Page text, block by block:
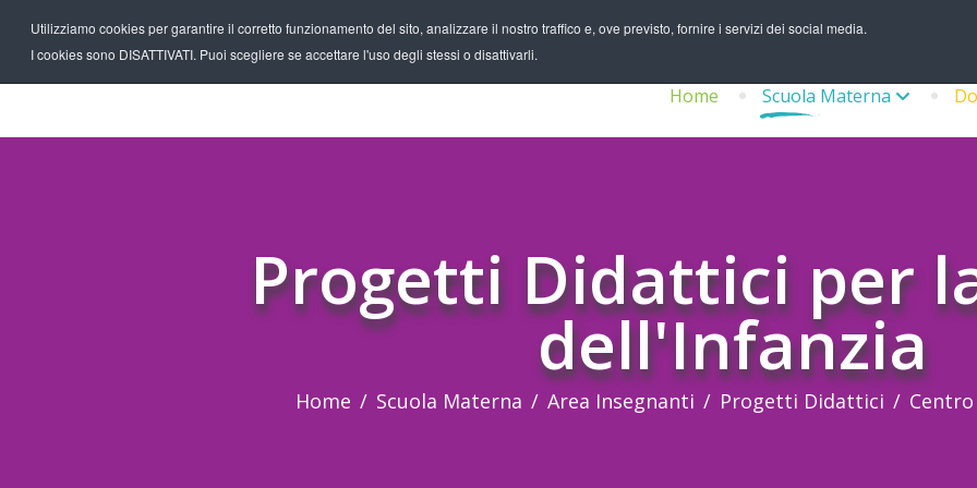
Utilizziamo cookies per garantire il corretto funzionamento del sito, analizzare il nostro traffico e, ove previsto, fornire i servizi dei social media.
I cookies sono DISATTIVATI. Puoi scegliere se accettare l'uso degli stessi o disattivarli.
Home Scuola Materna
Progetti Didattici per
dell'Infanzia
Home Scuola Materna Area Insegnanti Progetti Didattici